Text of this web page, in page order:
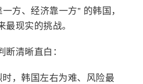
方、经济靠一方” 的韩国，
最现实的挑战。
断清晰直白：
，韩国左右为难、风险最